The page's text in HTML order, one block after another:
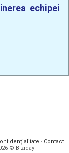
echipei
· Contact
© Biziday